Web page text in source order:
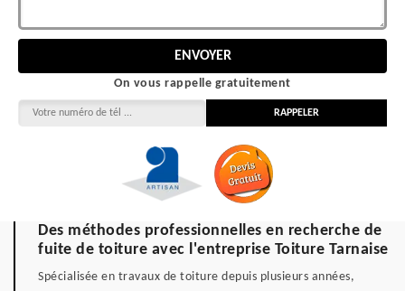
On vous rappelle gratuitement
Des méthodes professionnelles en recherche de
fuite de toiture avec l'entreprise Toiture Tarnaise
Spécialisée en travaux de toiture depuis plusieurs années,